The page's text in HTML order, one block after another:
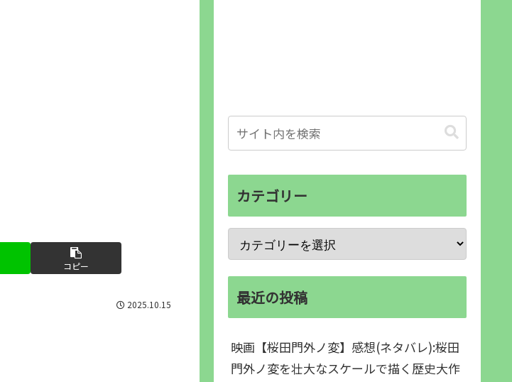
コピー
2025.10.15
カテゴリー
最近の投稿
映画【桜田門外ノ変】感想(ネタバレ):桜田
門外ノ変を壮大なスケールで描く歴史大作